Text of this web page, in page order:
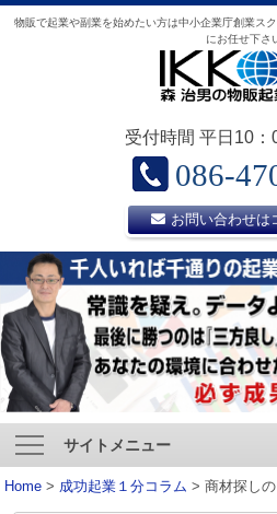
物販で起業や副業を始めたい方は中小企業庁創業ス
にお任せ下さ
受付時間 平日10
086-
お問い合わせは
サイトメニュー
Home > 成功起業１分コラム > 商材探し